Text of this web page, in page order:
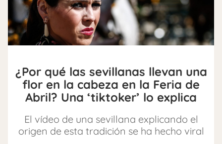
¿Por qué las sevillanas llevan una
flor en la cabeza en la Feria de
Abril? Una ‘tiktoker’ lo explica
El vídeo de una sevillana explicando el
origen de esta tradición se ha hecho viral